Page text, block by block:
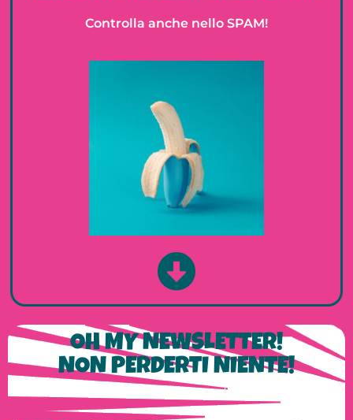
Controlla anche nello SPAM!
OH MY NEWSLETTER!
NON PERDERTI NIENTE!